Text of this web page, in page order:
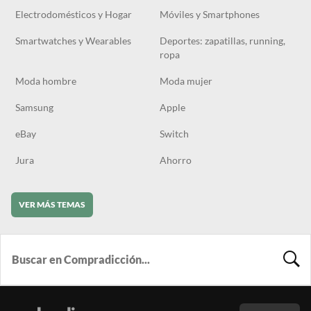
Electrodomésticos y Hogar Móviles y Smartphones
Smartwatches y Wearables
Deportes: zapatillas, running,
ropa
Moda hombre Moda mujer
Samsung Apple
eBay Switch
Jura Ahorro
VER MÁS TEMAS